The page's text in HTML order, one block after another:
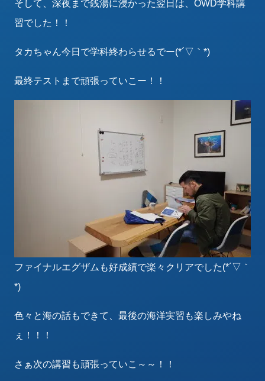
そして、深夜まで銭湯に浸かった翌日は、OWD学科講
習でした！！
タカちゃん今日で学科終わらせるでー(*´▽｀*)
最終テストまで頑張っていこー！！
ファイナルエグザムも好成績で楽々クリアでした(*´▽｀
*)
色々と海の話もできて、最後の海洋実習も楽しみやね
ぇ！！！
さぁ次の講習も頑張っていこ～～！！